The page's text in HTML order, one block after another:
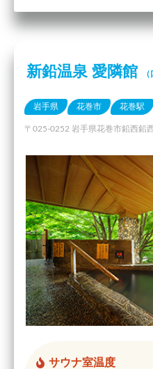
新鉛温泉 愛隣館
岩手県 花巻市 花巻駅
〒025-0252 岩手県花巻市鉛西鉛
サウナ室温度